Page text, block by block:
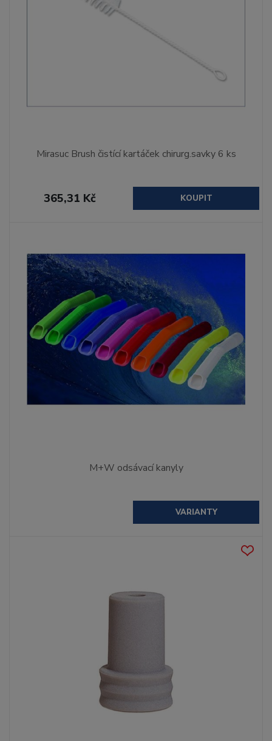
Mirasuc Brush čistící kartáček chirurg.savky 6 ks
365,31 Kč KOUPIT
M+W odsávací kanyly
VARIANTY